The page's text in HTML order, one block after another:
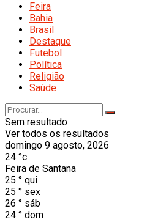
Feira
Bahia
Brasil
Destaque
Futebol
Política
Religião
Saúde
Sem resultado
Ver todos os resultados
domingo 9 agosto, 2026
24 °c
Feira de Santana
25 ° qui
25 ° sex
26 ° sáb
24 ° dom